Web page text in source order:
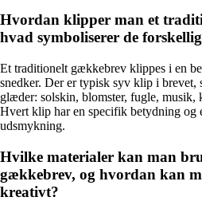
Hvordan klipper man et
hvad symboliserer de
Et traditionelt gækkebrev klippes i en
snedker. Der er typisk syv klip i brevet,
glæder: solskin, blomster, fugle, musik,
Hvert klip har en specifik betydning og
udsmykning.
Hvilke materialer kan man
gækkebrev, og hvordan kan
kreativt?